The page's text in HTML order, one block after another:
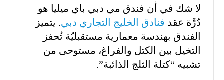
لا شك في أن فندق مي دبي باي ميليا هو
دُرَّة عقد فنادق الخليج التجاري دبي. يتميز
الفندق بهندسة معمارية مستقبليّة تُحفز
التخيل بين الكتل والفراغ، مستوحى من
تشبيه “كتلة الثلج الذائبة”.